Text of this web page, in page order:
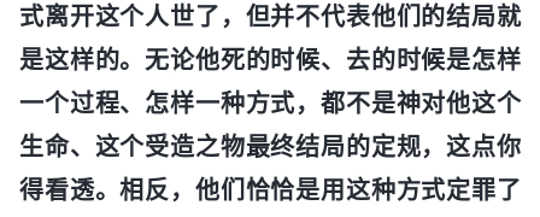
式离开这个人世了，但并不代表他们的结局就
是这样的。无论他死的时候、去的时候是怎样
一个过程、怎样一种方式，都不是神对他这个
生命、这个受造之物最终结局的定规，这点你
得看透。相反，他们恰恰是用这种方式定罪了